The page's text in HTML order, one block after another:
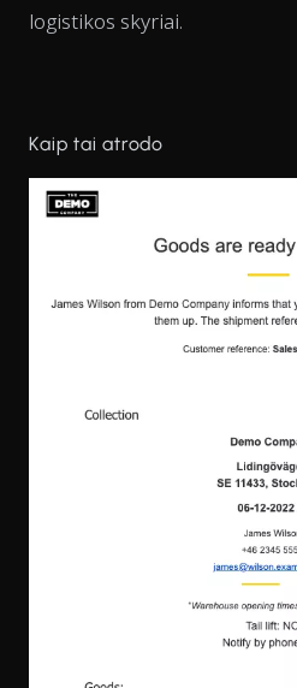
logistikos skyriai.
Kaip tai atrodo